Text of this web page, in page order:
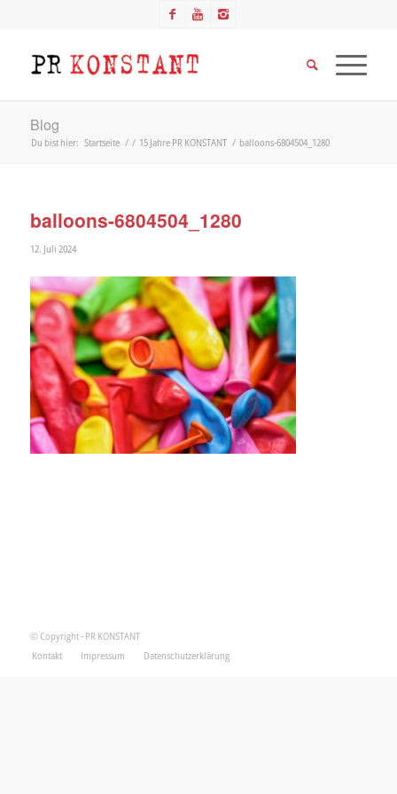
Blog
Du bist hier: Startseite / / 15 Jahre PR KONSTANT / balloons-6804504_1280
balloons-6804504_1280
12. Juli 2024
© Copyright - PR KONSTANT
Kontakt
Impressum Datenschutzerklärung